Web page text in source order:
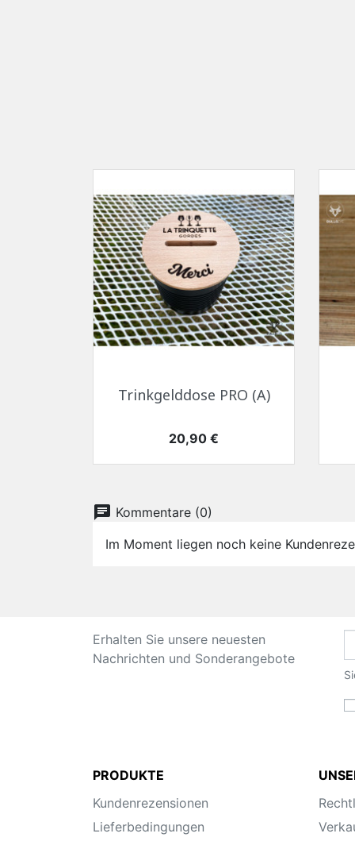
Schnellansicht
Trinkgelddose PRO (A)
Preis
20,90 €
chat Kommentare (0)
Im Moment liegen noch keine
Erhalten Sie unsere neuesten
Nachrichten und Sonderangebote
PRODUKTE
Kundenrezensionen
Lieferbedingungen